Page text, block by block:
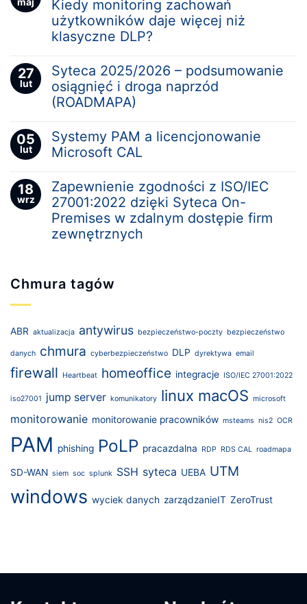
Kiedy monitoring zachowań
użytkowników daje więcej niż
klasyczne DLP?
27
lut
Syteca 2025/2026 – podsumowanie
osiągnięć i droga naprzód
(ROADMAPA)
05
lut
Systemy PAM a licencjonowanie
Microsoft CAL
18
wrz
Zapewnienie zgodności z ISO/IEC
27001:2022 dzięki Syteca On-
Premises w zdalnym dostępie firm
zewnętrznych
Chmura tagów
ABR aktualizacja antywirus bezpieczeństwo-poczty bezpieczeństwo
danych chmura cyberbezpieczeństwo DLP dyrektywa email
firewall Heartbeat homeoffice integracje ISO/IEC 27001:2022
iso27001 jump server komunikatory linux macOS microsoft
monitorowanie monitorowanie pracowników msteams nis2 OCR
PAM phishing PoLP pracazdalna RDP RDS CAL roadmapa
SD-WAN siem soc splunk SSH syteca UEBA UTM
windows wyciek danych zarządzanieIT ZeroTrust